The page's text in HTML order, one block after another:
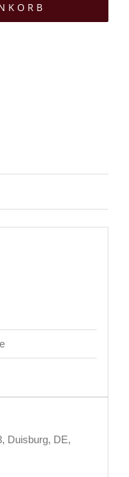
Duisburg, DE,